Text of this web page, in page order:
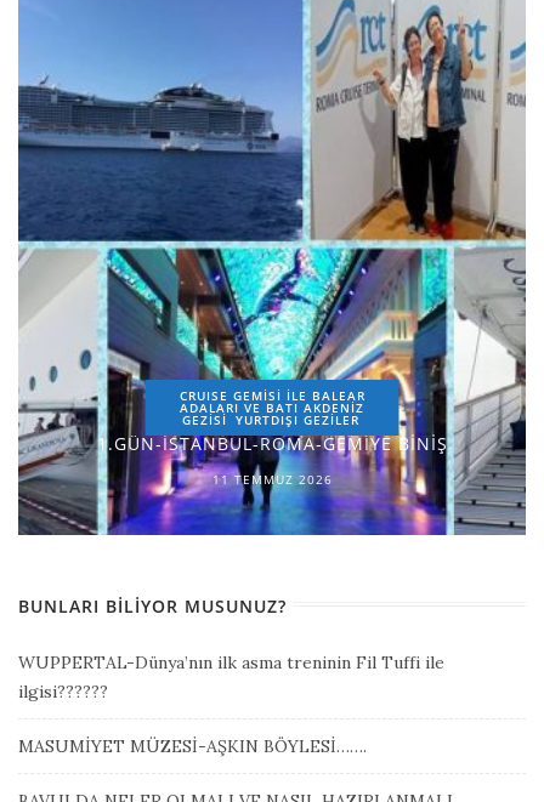
CRUISE GEMİSİ İLE BALEAR
ADALARI VE BATI AKDENİZ
GEZİSİ YURTDIŞI GEZILER
1.GÜN-İSTANBUL-ROMA-GEMİYE BİNİŞ
11 TEMMUZ 2026
BUNLARI BILIYOR MUSUNUZ?
WUPPERTAL-Dünya’nın ilk asma treninin Fil Tuffi ile
ilgisi??????
MASUMİYET MÜZESİ-AŞKIN BÖYLESİ…….